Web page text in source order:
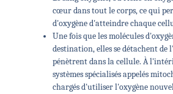
cœur dans tout le corps, ce qui
d'oxygène d'atteindre chaque
Une fois que les molécules
destination, elles se détachent de
pénètrent dans la cellule. À
systèmes spécialisés appelés
chargés d'utiliser l'oxygène